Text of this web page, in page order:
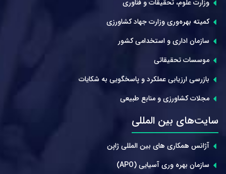
وزارت علوم، تحقیقات و فناوری
کمیته بهره‌وری وزارت جهاد کشاورزی
سازمان اداری و استخدامی کشور
موسسات تحقیقاتی
بازرسی ارزیابی عملکرد و پاسخگویی به شکایات
مجلات کشاورزی و منابع طبیعی
سایت‌های بین المللی
آژانس همکاری های بین المللی ژاپن
سازمان بهره وری آسیایی (APO)